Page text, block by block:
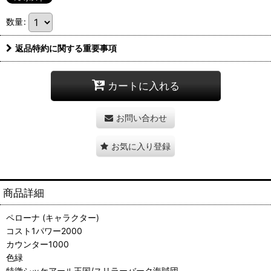
数量:
返品特約に関する重要事項
カートに入れる
お問い合わせ
お気に入り登録
商品詳細
ペローナ (キャラクター)
コスト1パワー2000
カウンター1000
色緑